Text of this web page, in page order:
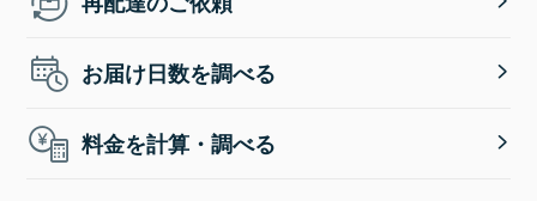
お届け日数を調べる
料金を計算・調べる